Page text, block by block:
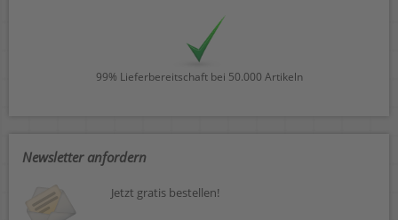
99% Lieferbereitschaft bei 50.000 Artikeln
Newsletter anfordern
Jetzt gratis bestellen!